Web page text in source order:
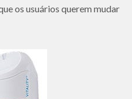
os usuários querem mudar